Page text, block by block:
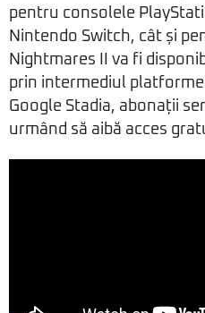
pentru consolele
Nintendo Switch, cât și
Nightmares II va fi
prin intermediul
Google Stadia, abonații
urmând să aibă acces